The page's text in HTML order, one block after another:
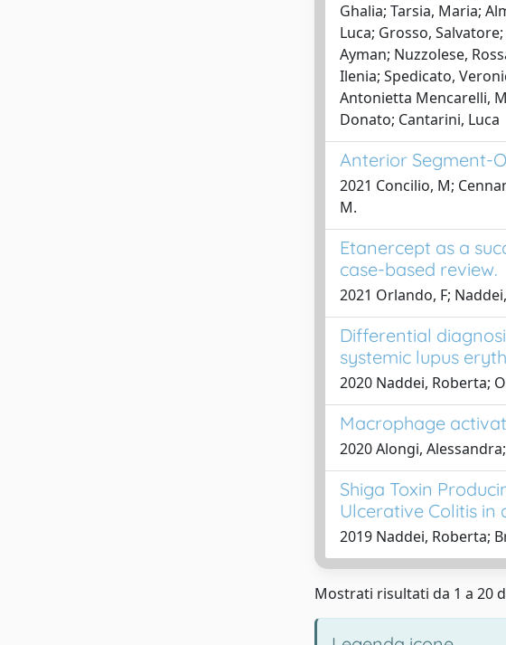
Ghalia; Tarsia, Maria;
Luca; Grosso,
Ayman; Nuzzolese,
Ilenia; Spedicato,
Antonietta Mencarelli,
Donato; Cantarini, Luca
Anterior Segment-
2021 Concilio, M;
M.
Etanercept as a
case-based review.
2021 Orlando, F;
Differential
systemic lupus
2020 Naddei, Roberta;
Macrophage
2020 Alongi,
Shiga Toxin
Ulcerative Colitis in
2019 Naddei, Roberta;
Mostrati risultati da 1 a 20